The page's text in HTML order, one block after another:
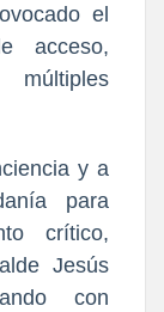
el
acceso,
y a
para
crítico,
Jesús
con